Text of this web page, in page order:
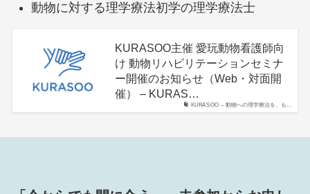
動物に対する理学療法初学の理学療法士
KURASOO – 動物への理学療法を、も…
KURASOO主催 愛玩動物看護師向
け 動物リハビリテーションセミナ
ー開催のお知らせ（Web・対面開
催） – KURAS…